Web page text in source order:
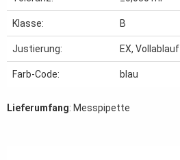
Klasse: B
Justierung: EX, Vollablauf
Farb-Code: blau
Lieferumfang: Messpipette